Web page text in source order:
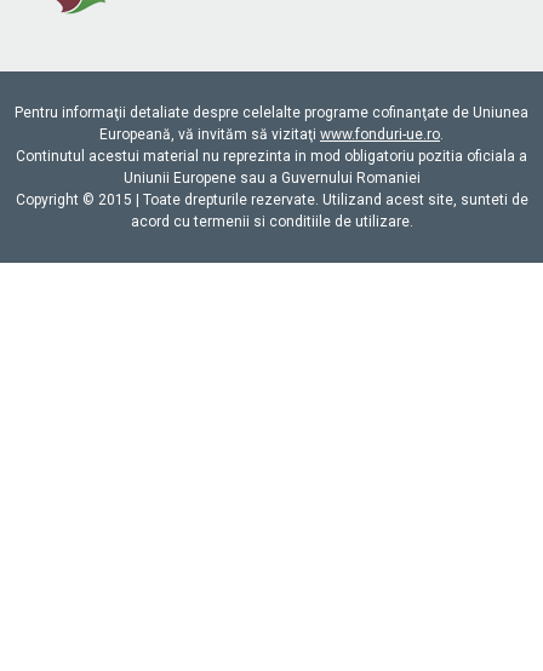
Pentru informaţii detaliate despre celelalte programe cofinanţate de Uniunea
Europeană, vă invităm să vizitaţi www.fonduri-ue.ro.
Continutul acestui material nu reprezinta in mod obligatoriu pozitia oficiala a
Uniunii Europene sau a Guvernului Romaniei
Copyright © 2015 | Toate drepturile rezervate. Utilizand acest site, sunteti de
acord cu termenii si conditiile de utilizare.